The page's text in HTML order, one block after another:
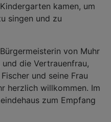
kamen, um
singen und zu
von Muhr
und die Vertrauenfrau,
und seine Frau
herzlich willkommen. Im
zum Empfang